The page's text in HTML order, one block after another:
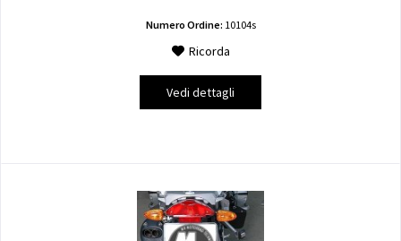
Numero Ordine: 10104s
Ricorda
Vedi dettagli